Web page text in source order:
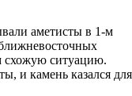
аметисты в 1-м
схожую ситуацию.
и камень казался для